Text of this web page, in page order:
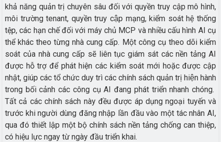
khả năng quản trị chuyên sâu đối với quyền truy cập mô hình,
môi trường tenant, quyền truy cập mạng, kiểm soát hệ thống
tệp, các hạn chế đối với máy chủ MCP và nhiều cấu hình AI cụ
thể khác theo từng nhà cung cấp. Một công cụ theo dõi kiểm
soát của nhà cung cấp sẽ liên tục giám sát các nền tảng AI
được hỗ trợ để phát hiện các kiểm soát mới hoặc được cập
nhật, giúp các tổ chức duy trì các chính sách quản trị hiện hành
trong bối cảnh các công cụ AI đang phát triển nhanh chóng.
Tất cả các chính sách này đều được áp dụng ngoại tuyến và
trước khi người dùng đăng nhập lần đầu vào một tác nhân AI,
qua đó thiết lập một bộ chính sách nền tảng chống can thiệp,
có hiệu lực ngay từ ngày đầu triển khai.